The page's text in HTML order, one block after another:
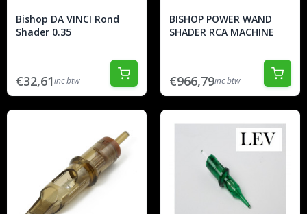
Bishop DA VINCI Rond
Shader 0.35
€32,61inc btw
BISHOP POWER WAND
SHADER RCA MACHINE
€966,79inc btw